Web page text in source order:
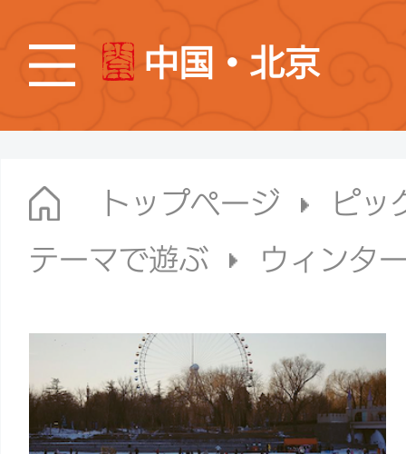
中国・北京
トップページ
ピッ
テーマで遊ぶ
ウィンタ